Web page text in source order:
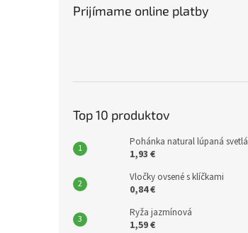
Prijímame online platby
Top 10 produktov
Pohánka natural lúpaná svetlá
1,93 €
Vločky ovsené s klíčkami
0,84 €
Ryža jazmínová
1,59 €